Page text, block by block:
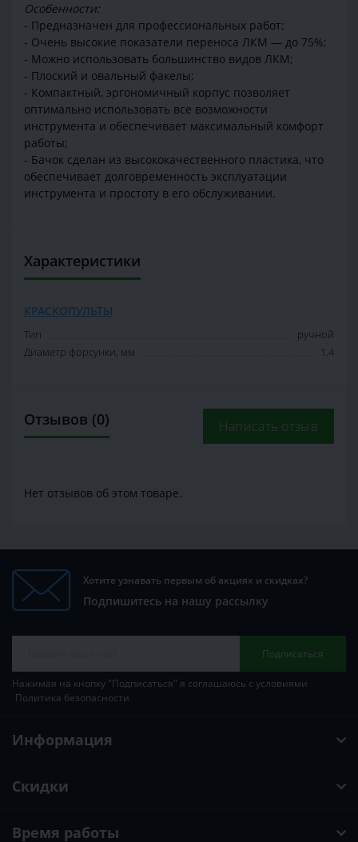
Особенности:
- Предназначен для профессиональных работ;
- Очень высокие показатели переноса ЛКМ — до 75%;
- Можно использовать большинство видов ЛКМ;
- Плоский и овальный факелы;
- Компактный, эргономичный корпус позволяет
оптимально использовать все возможности
инструмента и обеспечивает максимальный комфорт
работы;
- Бачок сделан из высококачественного пластика, что
обеспечивает долговременность эксплуатации
инструмента и простоту в его обслуживании.
Характеристики
КРАСКОПУЛЬТЫ
Тип
ручной
Диаметр форсунки, мм
1.4
Отзывов (0) Написать отзыв
Нет отзывов об этом товаре.
Хотите узнавать первым об акциях и скидках?
Подпишитесь на нашу рассылку
Подписаться
Нажимая на кнопку "Подписаться" я соглашаюсь с условиями
Политика безопасности
Информация
Скидки
Время работы